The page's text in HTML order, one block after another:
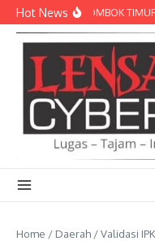
Lewati ke konten
Hot News
POLRES LOMBOK TIMUR
Home / Daerah /Validasi